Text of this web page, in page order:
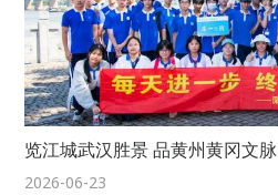
览江城武汉胜景 品黄州黄冈文脉
2026-06-23